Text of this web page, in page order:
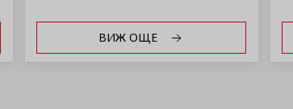
ВИЖ ОЩЕ